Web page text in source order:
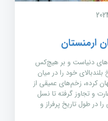
ارمنستان
دنیاست و بر هیچ‌کس
خود را در میان
کرده، زخم‌های عمیقی از
و تجاوز گرفته تا نسل
در طول تاریخ پرفراز و